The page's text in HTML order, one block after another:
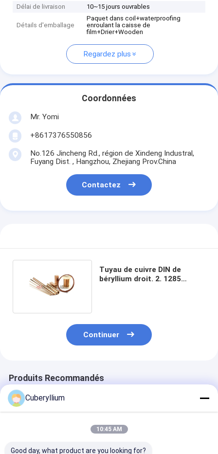
Délai de livraison 10~15 jours ouvrables
Détails d'emballage
Paquet dans coil+waterproofing
enroulant la caisse de
film+Drier+Wooden
Regardez plus
Coordonnées
Mr. Yomi
+8617376550856
No.126 Jincheng Rd., région de Xindeng Industral,
Fuyang Dist. , Hangzhou, Zhejiang Prov.China
Contactez
Tuyau de cuivre DIN de
béryllium droit. 2. 1285
Continuer
Produits Recommandés
Cuberyllium
10:45 AM
Good day, what product are you looking for?